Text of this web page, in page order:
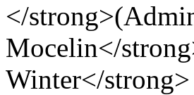
</
Mocelin</
Winter</strong>